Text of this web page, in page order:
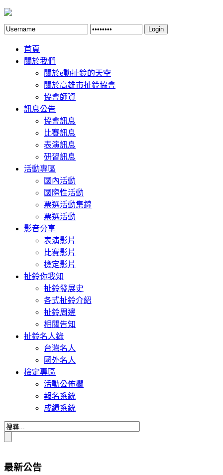
Login
首頁
關於我們
關於e動扯鈴的天空
關於高雄市扯鈴協會
協會師資
訊息公告
協會訊息
比賽訊息
表演訊息
研習訊息
活動專區
國內活動
國際性活動
票選活動集錦
票選活動
影音分享
表演影片
比賽影片
檢定影片
扯鈴你我知
扯鈴發展史
各式扯鈴介紹
扯鈴周邊
相關告知
扯鈴名人錄
台灣名人
國外名人
檢定專區
活動公佈欄
報名系統
成績系統
最新公告